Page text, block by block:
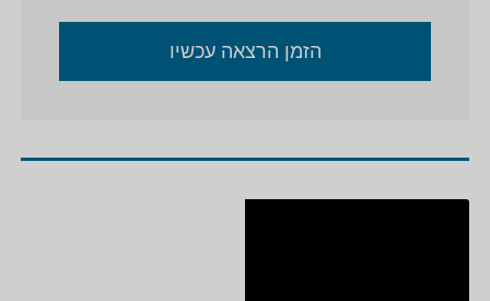
הזמן הרצאה עכשיו